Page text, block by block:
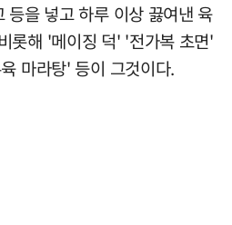
등을 넣고 하루 이상 끓여낸 육
롯해 '메이징 덕' '전가복 초면'
마라탕' 등이 그것이다.